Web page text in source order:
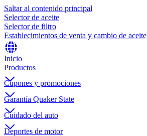
Saltar al contenido principal
Selector de aceite
Selector de filtro
Establecimientos de venta y cambio de aceite
Inicio
Productos
Cupones y promociones
Garantía Quaker State
Cuidado del auto
Deportes de motor